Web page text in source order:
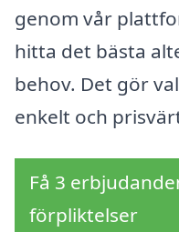
genom vår
hitta det bästa
behov. Det gör
enkelt och
Få 3
förpliktelser